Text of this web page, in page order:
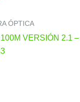
ÓPTICA
VERSIÓN 2.1 –